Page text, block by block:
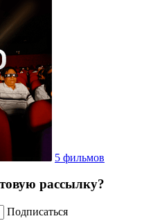
5 фильмов
рассылку?
Подписаться